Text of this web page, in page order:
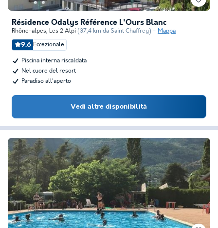
Résidence Odalys Référence L'Ours Blanc
Rhône-alpes, Les 2 Alpi (37,4 km da Saint Chaffrey) Mappa
9.6 Eccezionale
Piscina interna riscaldata
Nel cuore del resort
Paradiso all'aperto
Vedi altre disponibilità